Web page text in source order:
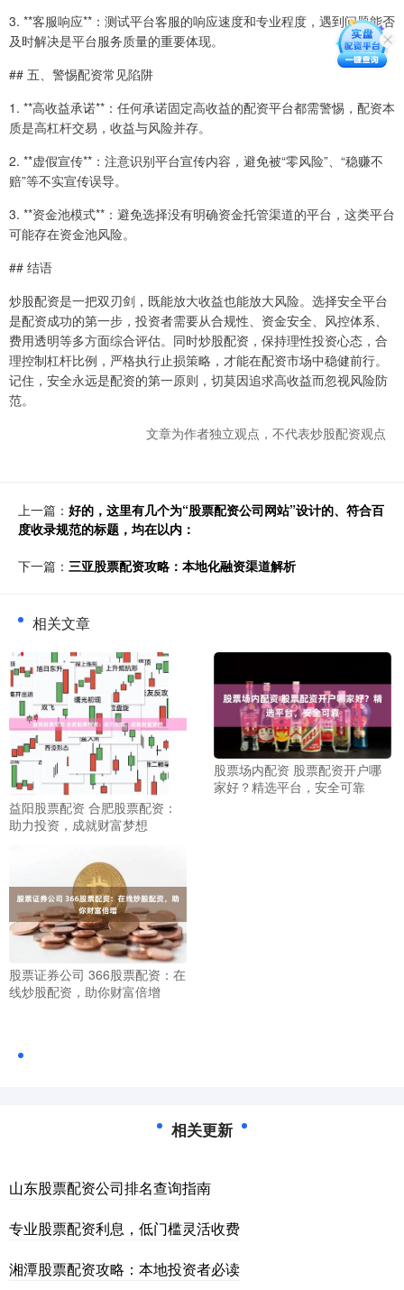
3. **客服响应**：测试平台客服的响应速度和专业程度，遇到问题能否
及时解决是平台服务质量的重要体现。
## 五、警惕配资常见陷阱
1. **高收益承诺**：任何承诺固定高收益的配资平台都需警惕，配资本
质是高杠杆交易，收益与风险并存。
2. **虚假宣传**：注意识别平台宣传内容，避免被“零风险”、“稳赚不
赔”等不实宣传误导。
3. **资金池模式**：避免选择没有明确资金托管渠道的平台，这类平台
可能存在资金池风险。
## 结语
炒股配资是一把双刃剑，既能放大收益也能放大风险。选择安全平台
是配资成功的第一步，投资者需要从合规性、资金安全、风控体系、
费用透明等多方面综合评估。同时炒股配资，保持理性投资心态，合
理控制杠杆比例，严格执行止损策略，才能在配资市场中稳健前行。
记住，安全永远是配资的第一原则，切莫因追求高收益而忽视风险防
范。
文章为作者独立观点，不代表炒股配资观点
上一篇： 好的，这里有几个为“股票配资公司网站”设计的、符合百
度收录规范的标题，均在以内：
下一篇： 三亚股票配资攻略：本地化融资渠道解析
相关文章
益阳股票配资 合肥股票配资：
助力投资，成就财富梦想
股票场内配资 股票配资开户哪
家好？精选平台，安全可靠
股票证券公司 366股票配资：在
线炒股配资，助你财富倍增
相关更新
山东股票配资公司排名查询指南
专业股票配资利息，低门槛灵活收费
湘潭股票配资攻略：本地投资者必读